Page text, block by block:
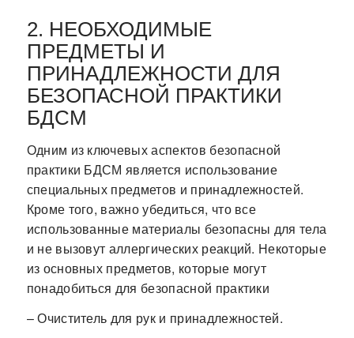
2. НЕОБХОДИМЫЕ
ПРЕДМЕТЫ И
ПРИНАДЛЕЖНОСТИ ДЛЯ
БЕЗОПАСНОЙ ПРАКТИКИ
БДСМ
Одним из ключевых аспектов безопасной
практики БДСМ является использование
специальных предметов и принадлежностей.
Кроме того, важно убедиться, что все
использованные материалы безопасны для тела
и не вызовут аллергических реакций. Некоторые
из основных предметов, которые могут
понадобиться для безопасной практики
– Очиститель для рук и принадлежностей.